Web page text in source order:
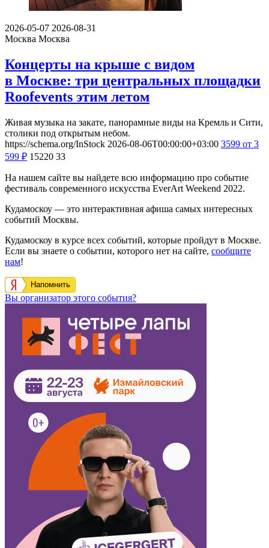
2026-05-07 2026-08-31
Москва Москва
Концерты на крыше с видом
в Москве: три центральных площадки
Roofevents этим летом
Живая музыка на закате, панорамные виды на Кремль и Сити,
столики под открытым небом.
https://schema.org/InStock 2026-08-06T00:00:00+03:00 3599 от 3
599 ₽ 15220 33
На нашем сайте вы найдете всю информацию про событие
фестиваль современного искусства EverArt Weekend 2022.
Кудамоскоу — это интерактивная афиша самых интересных
событий Москвы.
Кудамоскоу в курсе всех событий, которые пройдут в Москве.
Если вы знаете о событии, которого нет на сайте, сообщите
нам!
Напомнить
Вы организатор этого события?